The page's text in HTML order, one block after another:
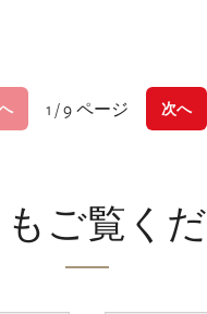
1 / 9 ページ 次へ
ご覧く